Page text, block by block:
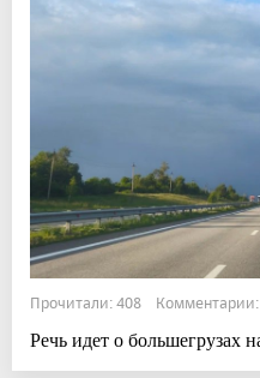
Прочитали: 408
Речь идет о большегрузах